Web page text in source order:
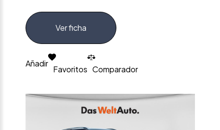
Ver ficha
Añadir
Favoritos Comparador